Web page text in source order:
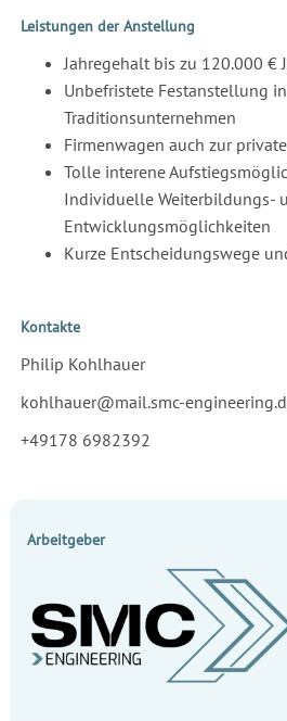
Leistungen der Anstellung
Jahregehalt bis zu 120.000 €
Unbefristete Festanstellung
Traditionsunternehmen
Firmenwagen auch zur
Tolle interene
Individuelle Weiterbildungs-
Entwicklungsmöglichkeiten
Kurze Entscheidungswege
Kontakte
Philip Kohlhauer
kohlhauer@mail.smc-
+49178 6982392
Arbeitgeber